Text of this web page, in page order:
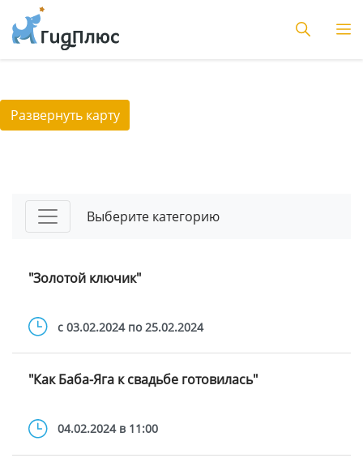
Выберите категорию
"Золотой ключик"
c 03.02.2024 по 25.02.2024
"Как Баба-Яга к свадьбе готовилась"
04.02.2024 в 11:00
Развернуть карту
лезут ошибки в консоли